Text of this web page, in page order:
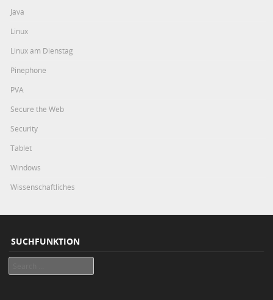
Java
Linux
Linux am Dienstag
Pinephone
PVA
Secure the Web
Security
Tablet
Windows
Wissenschaftliches
SUCHFUNKTION